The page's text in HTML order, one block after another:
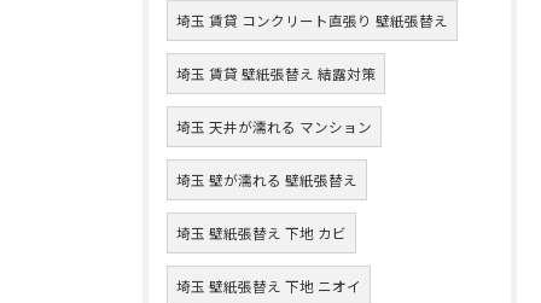
埼玉 賃貸 コンクリート直張り 壁紙張替え
埼玉 賃貸 壁紙張替え 結露対策
埼玉 天井が濡れる マンション
埼玉 壁が濡れる 壁紙張替え
埼玉 壁紙張替え 下地 カビ
埼玉 壁紙張替え 下地 ニオイ